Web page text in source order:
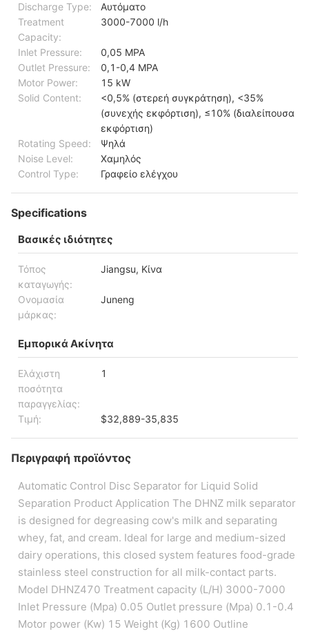
Discharge Type:
Αυτόματο
Treatment
Capacity:
3000-7000 l/h
Inlet Pressure:
0,05 MPA
Outlet Pressure:
0,1-0,4 MPA
Motor Power:
15 kW
Solid Content:
<0,5% (στερεή συγκράτηση), <35%
(συνεχής εκφόρτιση), ≤10% (διαλείπουσα
εκφόρτιση)
Rotating Speed:
Ψηλά
Noise Level:
Χαμηλός
Control Type:
Γραφείο ελέγχου
Specifications
Βασικές ιδιότητες
Τόπος
καταγωγής:
Jiangsu, Κίνα
Ονομασία
μάρκας:
Juneng
Εμπορικά Ακίνητα
Ελάχιστη
ποσότητα
παραγγελίας:
1
Τιμή: $32,889-35,835
Περιγραφή προϊόντος
Automatic Control Disc Separator for Liquid Solid
Separation Product Application The DHNZ milk separator
is designed for degreasing cow's milk and separating
whey, fat, and cream. Ideal for large and medium-sized
dairy operations, this closed system features food-grade
stainless steel construction for all milk-contact parts.
Model DHNZ470 Treatment capacity (L/H) 3000-7000
Inlet Pressure (Mpa) 0.05 Outlet pressure (Mpa) 0.1-0.4
Motor power (Kw) 15 Weight (Kg) 1600 Outline